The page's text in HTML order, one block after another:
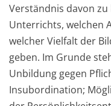
Verständnis davon
Unterrichts, welchen
welcher Vielfalt der
geben. Im Grunde
Unbildung gegen
Insubordination;